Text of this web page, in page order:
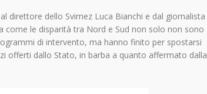
direttore dello Svimez Luca Bianchi e dal giornalista
come le disparità tra Nord e Sud non solo non sono
di intervento, ma hanno finito per spostarsi
offerti dallo Stato, in barba a quanto affermato dalla